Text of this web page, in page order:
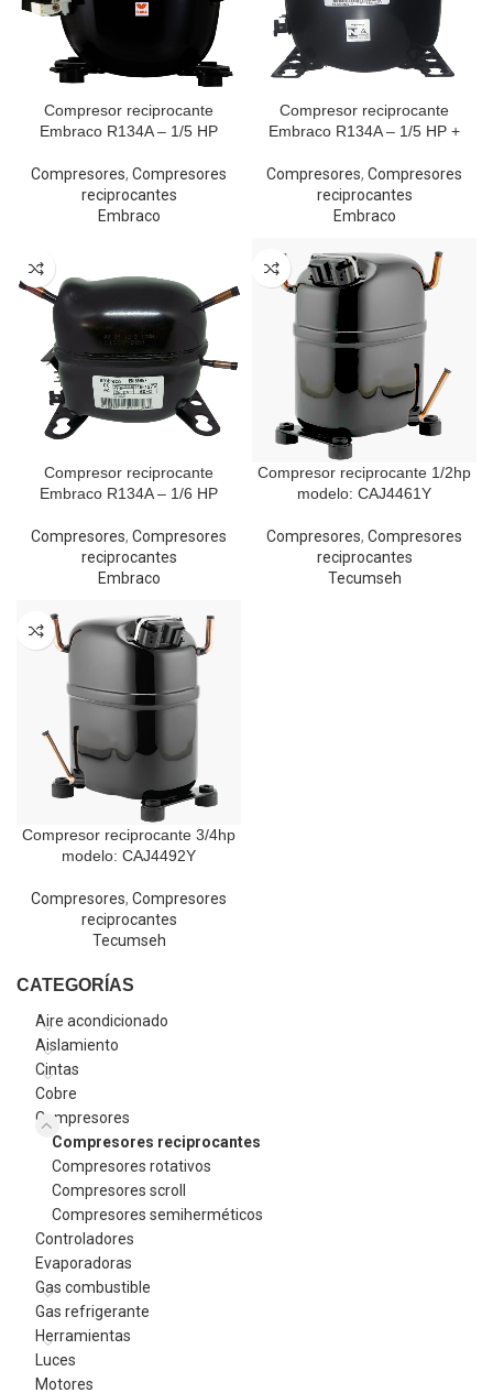
CATEGORÍAS
Aire acondicionado
Aislamiento
Cintas
Cobre
Compresores
Compresores reciprocantes
Compresores rotativos
Compresores scroll
Compresores semiherméticos
Controladores
Evaporadoras
Gas combustible
Gas refrigerante
Herramientas
Luces
Motores
Compresor reciprocante
Embraco R134A – 1/5 HP
Compresores, Compresores
reciprocantes
Embraco
Compresor reciprocante
Embraco R134A – 1/5 HP +
Compresores, Compresores
reciprocantes
Embraco
Compresor reciprocante
Embraco R134A – 1/6 HP
Compresores, Compresores
reciprocantes
Embraco
Compresor reciprocante 1/2hp
modelo: CAJ4461Y
Compresores, Compresores
reciprocantes
Tecumseh
Compresor reciprocante 3/4hp
modelo: CAJ4492Y
Compresores, Compresores
reciprocantes
Tecumseh